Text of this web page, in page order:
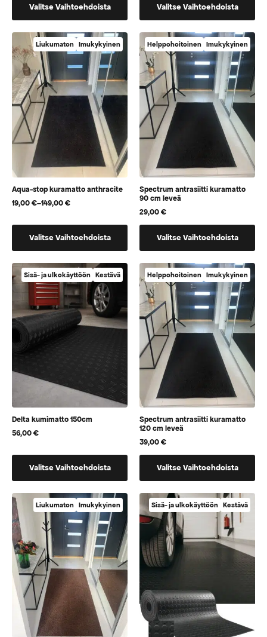
65,00 €
Valitse Vaihtoehdoista
useampi
muunnelma.
Voit
tehdä
valinnat
tuotteen
sivulla.
149,00 €
Valitse Vaihtoehdoista
useampi
muunnelma.
Voit
tehdä
valinnat
tuotteen
sivulla.
Liukumaton Imukykyinen
Aqua-stop kuramatto anthracite
19,00€–149,00€
Hintaluokka:
-
149,00 €Valitse Vaihtoehdoista
tuotteella
useampi
muunnelma.
tehdä
valinnat
tuotteen
sivulla.
Helppohoitoinen Imukykyinen
Spectrum antrasiitti kuramatto
90 cm leveä
29,00€
Valitse Vaihtoehdoista
tuotteella
vaihtoehtoja,
jotka
voidaan
valita
tuotteen
sivulla
Sisä- ja ulkokäyttöön Kestävä
Delta kumimatto 150cm
56,00€
Valitse Vaihtoehdoista
tuotteella
vaihtoehtoja,
jotka
voidaan
valita
tuotteen
sivulla
Helppohoitoinen Imukykyinen
Spectrum antrasiitti kuramatto
120 cm leveä
39,00€
Valitse Vaihtoehdoista
tuotteella
vaihtoehtoja,
jotka
voidaan
valita
tuotteen
sivulla
Liukumaton Imukykyinen Sisä- ja ulkokäyttöön Kestävä